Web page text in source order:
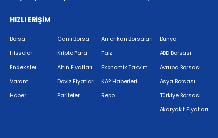
HIZLI ERİŞİM
Borsa
Hisseler
Endeksler
Varant
Haber
Canlı Borsa
Kripto Para
Altın Fiyatları
Döviz Fiyatları
Pariteler
Amerikan Borsaları
Faiz
Ekonomik Takvim
KAP Haberleri
Repo
Dünya
ABD Borsası
Avrupa Borsası
Asya Borsası
Türkiye Borsası
Akaryakıt Fiyatları